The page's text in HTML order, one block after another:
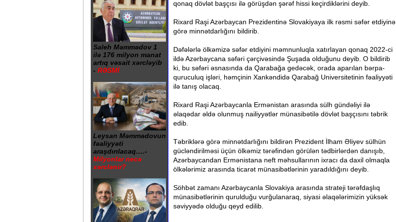
Saleh Məmmədov 1
ilə 176 milyon manat
artıq vəsait xərcləyib
- RƏSMİ
Leysan Məmmədovun
fəaliyyəti
araşdırılacaq….-
Milyonlar necə
xərclənir?
qonaq dövlət başçısı ilə görüşdən şərəf hissi keçirdiklərini deyib.
Rixard Raşi Azərbaycan Prezidentinə Slovakiyaya ilk rəsmi səfər etdiyinə
görə minnətdarlığını bildirib.
Dəfələrlə ölkəmizə səfər etdiyini məmnunluqla xatırlayan qonaq 2022-ci
ildə Azərbaycana səfəri çərçivəsində Şuşada olduğunu deyib. O bildirib
ki, bu səfəri əsnasında da Qarabağa gedəcək, orada aparılan bərpa-
quruculuq işləri, həmçinin Xankəndidə Qarabağ Universitetinin fəaliyyəti
ilə tanış olacaq.
Rixard Raşi Azərbaycanla Ermənistan arasında sülh gündəliyi ilə
əlaqədar əldə olunmuş nailiyyətlər münasibətilə dövlət başçısını təbrik
edib.
Təbriklərə görə minnətdarlığını bildirən Prezident İlham Əliyev sülhün
gücləndirilməsi üçün ölkəmiz tərəfindən görülən tədbirlərdən danışıb,
Azərbaycandan Ermənistana neft məhsullarının ixracı da daxil olmaqla
ölkələrimiz arasında ticarət münasibətlərinin yaradıldığını deyib.
Söhbət zamanı Azərbaycanla Slovakiya arasında strateji tərəfdaşlıq
münasibətlərinin qurulduğu vurğulanaraq, siyasi əlaqələrimizin yüksək
səviyyədə olduğu qeyd edilib.